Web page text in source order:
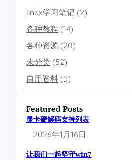
linux学习笔记 (2)
各种教程 (14)
各种资源 (20)
未分类 (52)
自用资料 (5)
Featured Posts
显卡硬解码支持列表
2026年1月16日
让我们一起坚守win7